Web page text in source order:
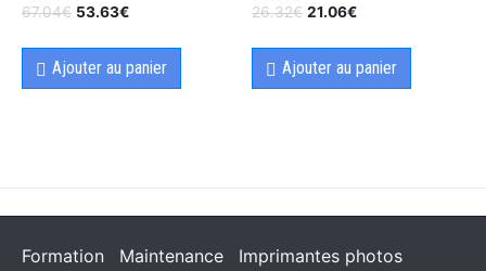
67.04€ 53.63€
Ajouter au panier
26.32€ 21.06€
Ajouter au panier
Formation Maintenance
Imprimantes photos